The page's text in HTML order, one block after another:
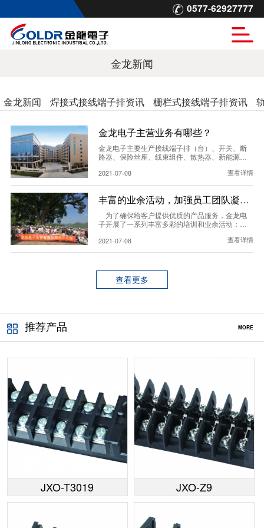
0577-62927777
金龙新闻
金龙新闻 焊接式接线端子排资讯 栅栏式接线端子排资讯
金龙电子主营业务有哪些？
金龙电子主要生产接线端子排（台）、开关、断
路器、保险丝座、线束组件、散热器、新能源充
零部件，产品主要用于家用电器、工业控制 设备
以及新能源等领域。…
2021-07-08 查看详情
丰富的业余活动，加强员工团队凝聚
力！
​ 为了确保给客户提供优质的产品服务，金龙电
子开展了一系列丰富多彩的培训和业余活动：团
加强员工凝聚力，精心打造的空中花园，大力促
进员工间的情感交流。…
2021-07-08 查看详情
查看更多
推荐产品 MORE
JXO-T3019 JXO-Z9